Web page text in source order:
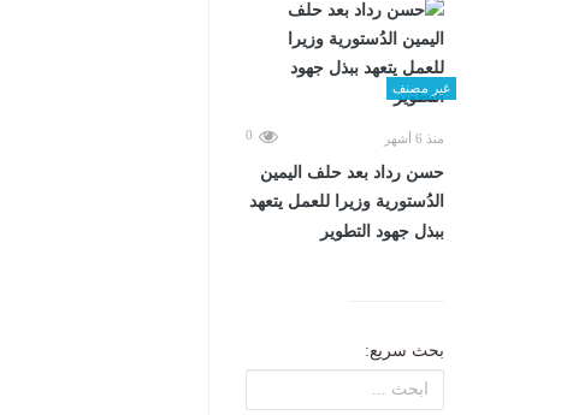
غير مصنف
منذ 6 أشهر 0
حسن رداد بعد حلف اليمين
الدُستورية وزيرا للعمل يتعهد
ببذل جهود التطوير
بحث سريع: